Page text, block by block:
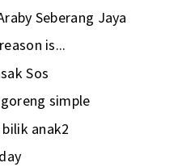
Seberang Jaya
is...
Sos
simple
anak2